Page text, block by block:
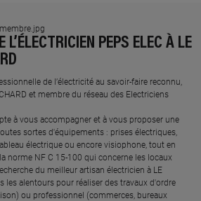
L’ÉLECTRICIEN PEPS ELEC À LE
de l’électricité au savoir-faire reconnu,
et membre du réseau des Electriciens
à vous accompagner et à vous proposer une
sortes d'équipements : prises électriques,
électrique ou encore visiophone, tout en
norme NF C 15-100 qui concerne les locaux
du meilleur artisan électricien à LE
les alentours pour réaliser des travaux d'ordre
ou professionnel (commerces, bureaux